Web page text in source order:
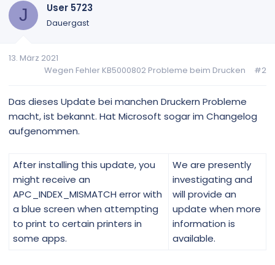
J User 5723
Dauergast
13. März 2021
Wegen Fehler KB5000802 Probleme beim Drucken
#2
Das dieses Update bei manchen Druckern Probleme
macht, ist bekannt. Hat Microsoft sogar im Changelog
aufgenommen.
After installing this update, you
might receive an
APC_INDEX_MISMATCH error with
a blue screen when attempting
to print to certain printers in
some apps.
We are presently
investigating and
will provide an
update when more
information is
available.